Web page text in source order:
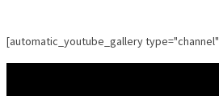
[automatic_youtube_gallery type="channel"